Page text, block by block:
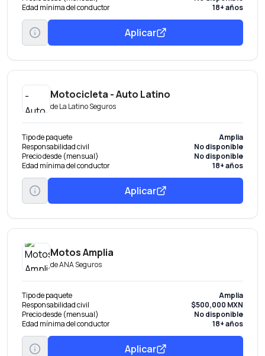
Edad mínima del conductor
18+ años
Aplicar
Motocicleta - Auto Latino
deLa Latino Seguros
Tipo de paquete
Amplia
Responsabilidad civil
No disponible
Precio desde (mensual)
No disponible
Edad mínima del conductor
18+ años
Aplicar
Motos Amplia
deANA Seguros
Tipo de paquete
Amplia
Responsabilidad civil
$500,000 MXN
Precio desde (mensual)
No disponible
Edad mínima del conductor
18+ años
Aplicar